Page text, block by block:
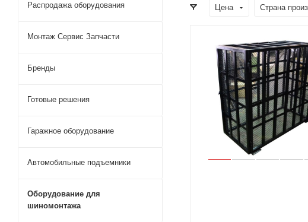
Цена Страна
Распродажа оборудования
Монтаж Сервис Запчасти
Бренды
Готовые решения
Гаражное оборудование
Автомобильные подъемники
Оборудование для
шиномонтажа